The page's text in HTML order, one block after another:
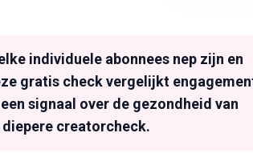
individuele abonnees nep zijn en
gratis check vergelijkt
signaal over de gezondheid van
creatorcheck.